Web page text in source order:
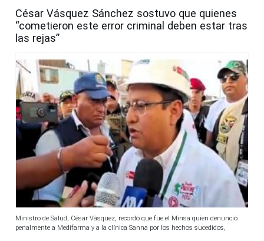
César Vásquez Sánchez sostuvo que quienes
“cometieron este error criminal deben estar tras
las rejas”
Ministro de Salud, César Vásquez, recordó que fue el Minsa quien denunció
penalmente a Medifarma y a la clínica Sanna por los hechos sucedidos,